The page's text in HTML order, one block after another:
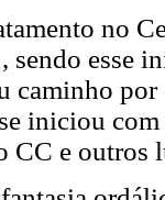
no
sendo esse
caminho
iniciou
CC e outros